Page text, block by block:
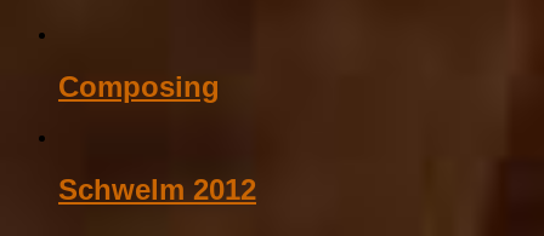
Composing
Schwelm 2012